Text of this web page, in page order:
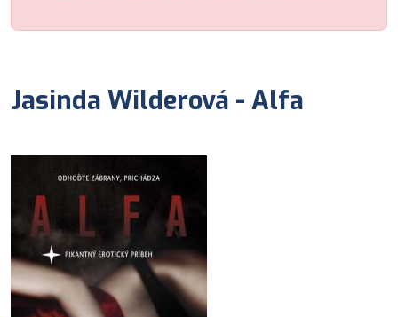
Jasinda Wilderová - Alfa